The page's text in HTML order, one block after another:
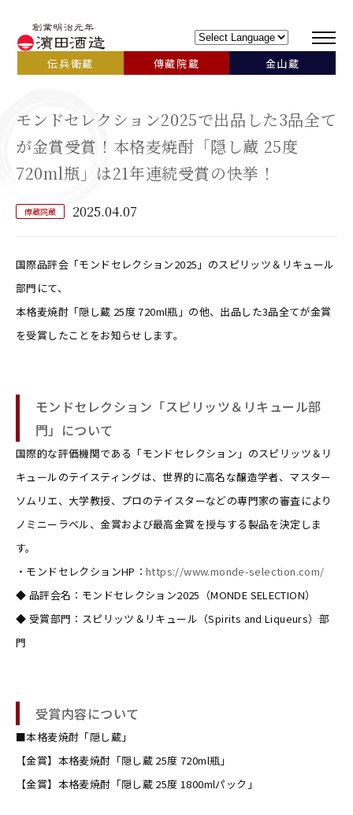
伝兵衛蔵 傳藏院蔵 金山蔵
モンドセレクション2025で出品した3品全て
が金賞受賞！本格麦焼酎「隠し蔵 25度
720ml瓶」は21年連続受賞の快挙！
傳藏院蔵 2025.04.07
国際品評会「モンドセレクション2025」のスピリッツ＆リキュール
部門にて、
本格麦焼酎「隠し蔵 25度 720ml瓶」の他、出品した3品全てが金賞
を受賞したことをお知らせします。
モンドセレクション「スピリッツ＆リキュール部
門」について
国際的な評価機関である「モンドセレクション」のスピリッツ＆リ
キュールのテイスティングは、世界的に高名な醸造学者、マスター
ソムリエ、大学教授、プロのテイスターなどの専門家の審査により
ノミニーラベル、金賞および最高金賞を授与する製品を決定しま
す。
・モンドセレクションHP：https://www.monde-selection.com/
◆ 品評会名：モンドセレクション2025（MONDE SELECTION）
◆ 受賞部門：スピリッツ＆リキュール（Spirits and Liqueurs）部
門
受賞内容について
■本格麦焼酎「隠し蔵」
【金賞】本格麦焼酎「隠し蔵 25度 720ml瓶」
【金賞】本格麦焼酎「隠し蔵 25度 1800mlパック」